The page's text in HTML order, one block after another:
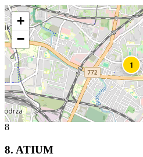
1
+
−
8
8. ATIUM